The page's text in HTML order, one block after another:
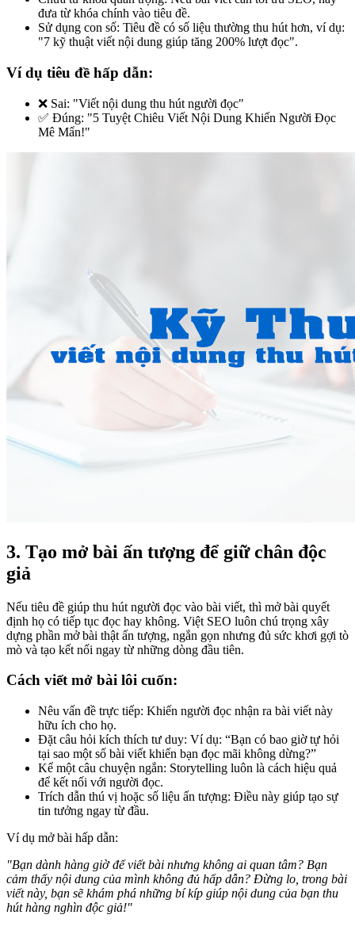
đưa từ khóa chính vào tiêu đề.
Sử dụng con số: Tiêu đề có số liệu thường thu hút hơn, ví dụ:
"7 kỹ thuật viết nội dung giúp tăng 200% lượt đọc".
Ví dụ tiêu đề hấp dẫn:
❌ Sai: "Viết nội dung thu hút người đọc"
✅ Đúng: "5 Tuyệt Chiêu Viết Nội Dung Khiến Người Đọc
Mê Mẩn!"
3. Tạo mở bài ấn tượng để giữ chân độc
giả
Nếu tiêu đề giúp thu hút người đọc vào bài viết, thì mở bài quyết
định họ có tiếp tục đọc hay không. Việt SEO luôn chú trọng xây
dựng phần mở bài thật ấn tượng, ngắn gọn nhưng đủ sức khơi gợi tò
mò và tạo kết nối ngay từ những dòng đầu tiên.
Cách viết mở bài lôi cuốn:
Nêu vấn đề trực tiếp: Khiến người đọc nhận ra bài viết này
hữu ích cho họ.
Đặt câu hỏi kích thích tư duy: Ví dụ: “Bạn có bao giờ tự hỏi
tại sao một số bài viết khiến bạn đọc mãi không dừng?”
Kể một câu chuyện ngắn: Storytelling luôn là cách hiệu quả
để kết nối với người đọc.
Trích dẫn thú vị hoặc số liệu ấn tượng: Điều này giúp tạo sự
tin tưởng ngay từ đầu.
Ví dụ mở bài hấp dẫn:
"Bạn dành hàng giờ để viết bài nhưng không ai quan tâm? Bạn
cảm thấy nội dung của mình không đủ hấp dẫn? Đừng lo, trong bài
viết này, bạn sẽ khám phá những bí kíp giúp nội dung của bạn thu
hút hàng nghìn độc giả!"